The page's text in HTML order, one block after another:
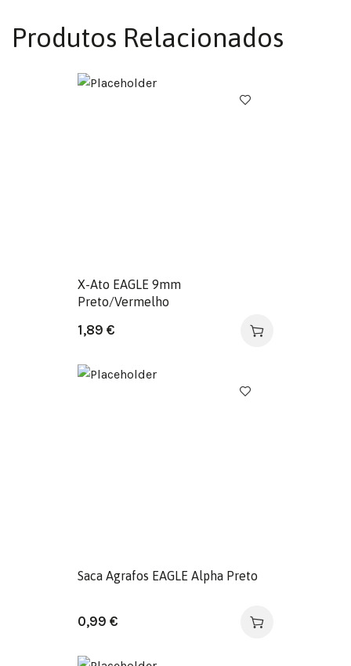
Produtos Relacionados
X-Ato EAGLE 9mm
Preto/Vermelho
1,89 €
Saca Agrafos EAGLE Alpha Preto
0,99 €